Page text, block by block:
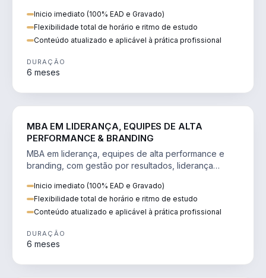
Inicio imediato (100% EAD e Gravado)
Flexibilidade total de horário e ritmo de estudo
Conteúdo atualizado e aplicável à prática profissional
DURAÇÃO
6 meses
MBA EM LIDERANÇA, EQUIPES DE ALTA
PERFORMANCE & BRANDING
MBA em liderança, equipes de alta performance e
branding, com gestão por resultados, liderança
Inicio imediato (100% EAD e Gravado)
Flexibilidade total de horário e ritmo de estudo
Conteúdo atualizado e aplicável à prática profissional
DURAÇÃO
6 meses